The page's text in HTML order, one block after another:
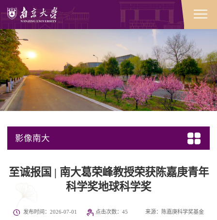
影像南大
至诚报国 | 南大葛荣峰教授荣获陈嘉庚青年
科学奖地球科学奖
发布时间：2026-07-01 点击次数： 45
来源：陈嘉庚科学奖基金